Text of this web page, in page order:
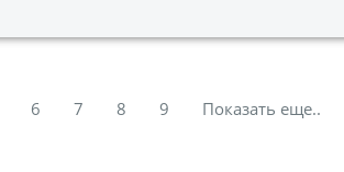
6 7 8 9 Показать еще..